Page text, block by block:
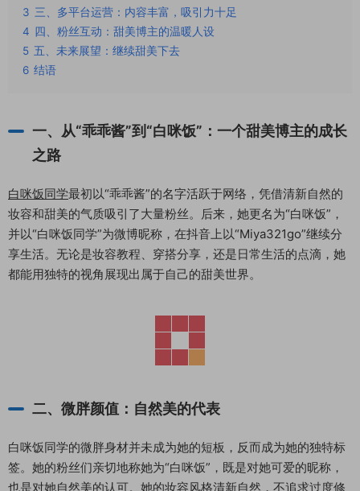
3 三、多平台运营：内容丰富，吸引力十足
4 四、粉丝互动：甜美博主的温暖人设
5 五、未来展望：继续甜美下去
6 结语
一、从“乖乖酱”到“白咪饭”：一个甜美博主的成长
之路
白咪饭同学最初以“乖乖酱”的名字活跃于网络，凭借清新自然的
妆容和甜美的气质吸引了大量粉丝。后来，她更名为“白咪饭”，
并以“白咪饭同学”为微博昵称，在抖音上以“Miya321go”继续分
享生活。无论是妆容教程、穿搭分享，还是日常生活的点滴，她
都能用独特的视角展现出属于自己的甜美世界。
二、微胖颜值：自然美的代表
白咪饭同学的微胖身材并未成为她的短板，反而成为她的独特标
签。她的粉丝们亲切地称她为“白咪饭”，既是对她可爱的昵称，
也是对她自然美的认可。她的妆容风格清新自然，不追求过度修